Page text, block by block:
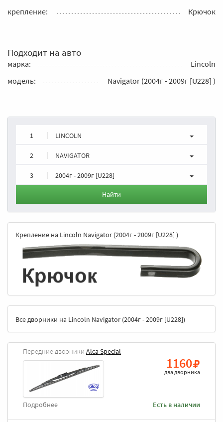
крепление:
Крючок
Подходит на авто
марка:
Lincoln
модель:
Navigator (2004г - 2009г [U228] )
1 LINCOLN
2 NAVIGATOR
3 2004г - 2009г [U228]
Найти
Крепление на Lincoln Navigator (2004г - 2009г [U228] )
Все дворники на Lincoln Navigator (2004г - 2009г [U228])
Передние дворники Alca Special
1160
два дворника
Есть в наличии
Подробнее